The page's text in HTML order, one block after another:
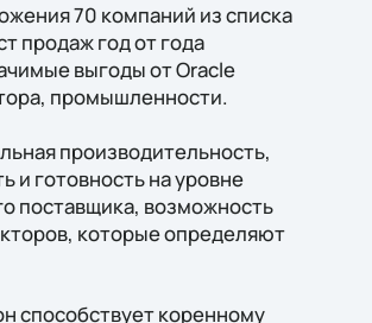
70 компаний из списка
продаж год от года
выгоды от Oracle
промышленности.
производительность,
и готовность на уровне
поставщика, возможность
которые определяют
способствует коренному